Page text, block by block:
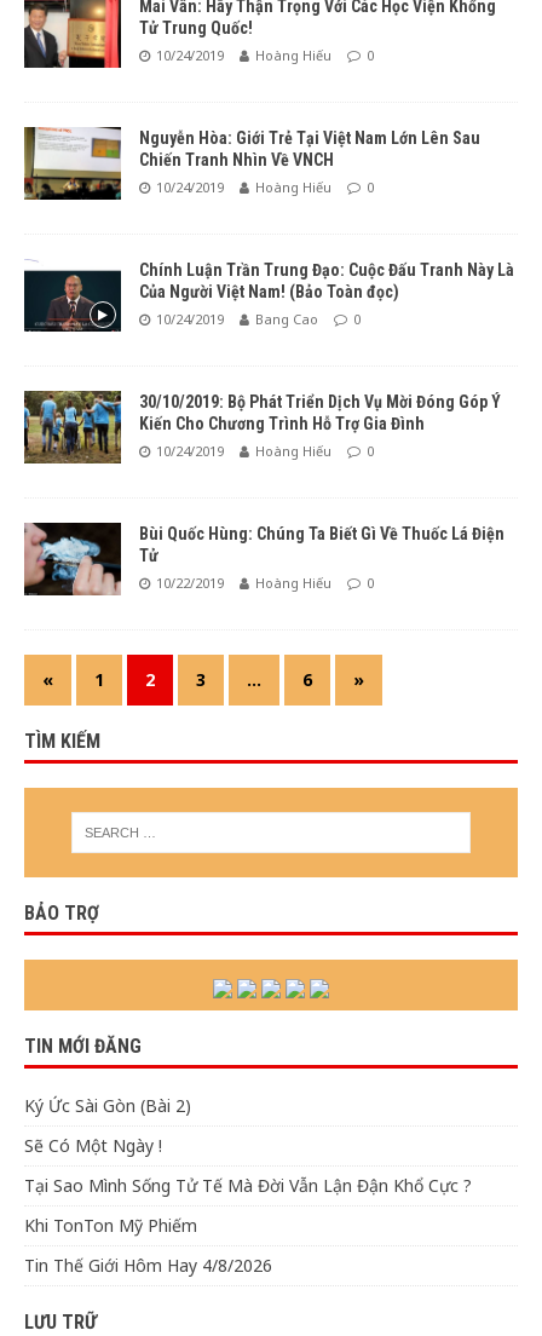
Mai Vân: Hãy Thận Trọng Với Các Học Viện Khổng
Tử Trung Quốc!
10/24/2019 Hoàng Hiếu 0
Nguyễn Hòa: Giới Trẻ Tại Việt Nam Lớn Lên Sau
Chiến Tranh Nhìn Về VNCH
10/24/2019 Hoàng Hiếu 0
Chính Luận Trần Trung Đạo: Cuộc Đấu Tranh Này Là
Của Người Việt Nam! (Bảo Toàn đọc)
10/24/2019 Bang Cao 0
30/10/2019: Bộ Phát Triển Dịch Vụ Mời Đóng Góp Ý
Kiến Cho Chương Trình Hỗ Trợ Gia Đình
10/24/2019 Hoàng Hiếu 0
Bùi Quốc Hùng: Chúng Ta Biết Gì Về Thuốc Lá Điện
Tử
10/22/2019 Hoàng Hiếu 0
« 1 2 3 … 6 »
TÌM KIẾM
BẢO TRỢ
TIN MỚI ĐĂNG
Ký Ức Sài Gòn (Bài 2)
Sẽ Có Một Ngày !
Tại Sao Mình Sống Tử Tế Mà Đời Vẫn Lận Đận Khổ Cực ?
Khi TonTon Mỹ Phiếm
Tin Thế Giới Hôm Hay 4/8/2026
LƯU TRỮ